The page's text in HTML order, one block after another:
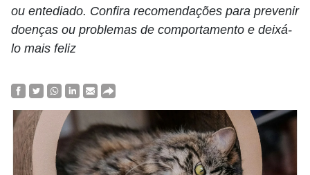
ou entediado. Confira recomendações para prevenir
doenças ou problemas de comportamento e deixá-
lo mais feliz